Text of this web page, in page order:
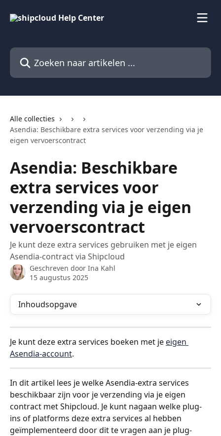
Zoeken naar artikelen ...
Alle collecties
Asendia: Beschikbare extra services voor verzending via je
eigen vervoerscontract
Asendia: Beschikbare
extra services voor
verzending via je eigen
vervoerscontract
Je kunt deze extra services gebruiken met je eigen
Asendia-contract via Shipcloud
Geschreven door Ina Kahl
15 augustus 2025
Inhoudsopgave
Je kunt deze extra services boeken met je eigen
Asendia-account.
In dit artikel lees je welke Asendia-extra services
beschikbaar zijn voor je verzending via je eigen
contract met Shipcloud. Je kunt nagaan welke plug-
ins of platforms deze extra services al hebben
geïmplementeerd door dit te vragen aan je plug-